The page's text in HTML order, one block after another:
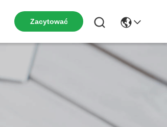
Zacytować